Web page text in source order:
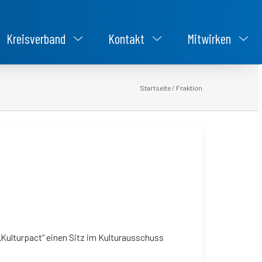
Kreisverband Kontakt Mitwirken
Startseite / Fraktion
einen Sitz im Kulturausschuss